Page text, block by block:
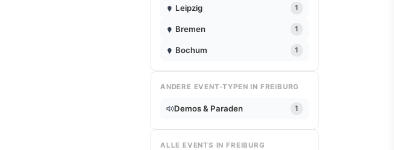
Leipzig 1
Bremen 1
Bochum 1
ANDERE EVENT-TYPEN IN FREIBURG
Demos & Paraden 1
ALLE EVENTS IN FREIBURG